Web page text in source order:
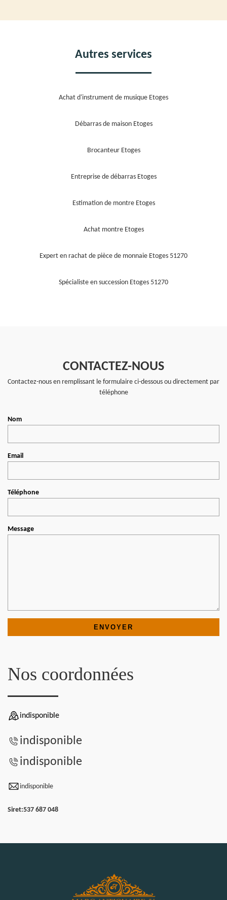
Autres services
Achat d'instrument de musique Etoges
Débarras de maison Etoges
Brocanteur Etoges
Entreprise de débarras Etoges
Estimation de montre Etoges
Achat montre Etoges
Expert en rachat de pièce de monnaie Etoges 51270
Spécialiste en succession Etoges 51270
CONTACTEZ-NOUS
Contactez-nous en remplissant le formulaire ci-dessous ou directement par
téléphone
Nom
Email
Téléphone
Message
Nos coordonnées
indisponible
indisponible
indisponible
indisponible
Siret:537 687 048